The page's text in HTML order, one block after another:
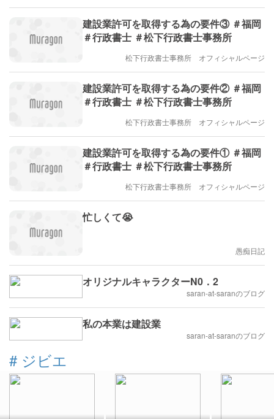
建設業許可を取得する為の要件③ ＃福岡
＃行政書士 ＃松下行政書士事務所
松下行政書士事務所 オフィシャルページ
建設業許可を取得する為の要件② ＃福岡
＃行政書士 ＃松下行政書士事務所
松下行政書士事務所 オフィシャルページ
建設業許可を取得する為の要件① ＃福岡
＃行政書士 ＃松下行政書士事務所
松下行政書士事務所 オフィシャルページ
忙しくて😭
愚痴日記
オリジナルキャラクターN0．2
saran-at-saranのブログ
私の本業は建設業
saran-at-saranのブログ
# ジビエ